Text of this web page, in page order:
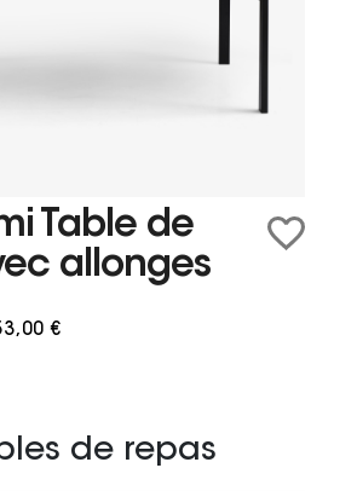
Table de
allonges
€
de repas